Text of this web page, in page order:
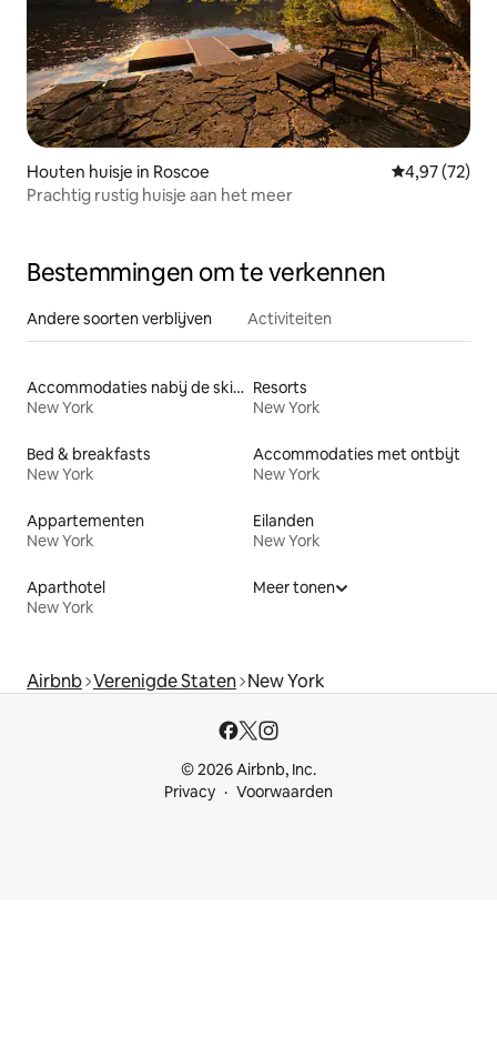
Houten huisje in Roscoe Gemiddelde
4,97 (72)
Prachtig rustig huisje aan het meer
Bestemmingen om te verkennen
Andere soorten verblijven Activiteiten
Accommodaties nabij de skipiste
New York
Resorts
New York
Bed & breakfasts
New York
Accommodaties met ontbijt
New York
Appartementen
New York
Eilanden
New York
Aparthotel
New York
Meer tonen
Airbnb Verenigde Staten New York
© 2026 Airbnb, Inc.
Privacy
Voorwaarden